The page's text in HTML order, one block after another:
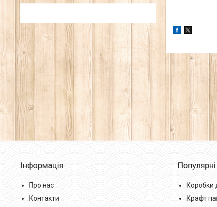
Інформація
Про нас
Контакти
Коробки
Крафт